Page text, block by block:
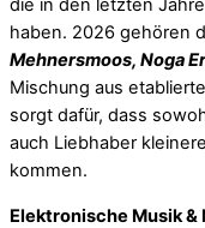
die in den letzten
haben. 2026 gehören
Mehnersmoos, Noga
Mischung aus
sorgt dafür, dass
auch Liebhaber
kommen.
Elektronische Musik &